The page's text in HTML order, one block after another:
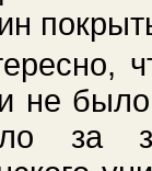
не
за